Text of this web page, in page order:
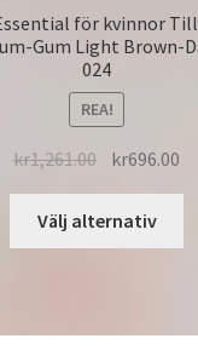
för kvinnor
Gum Light Brown-
024
REA!
kr1,261.00 kr696.00
Välj alternativ